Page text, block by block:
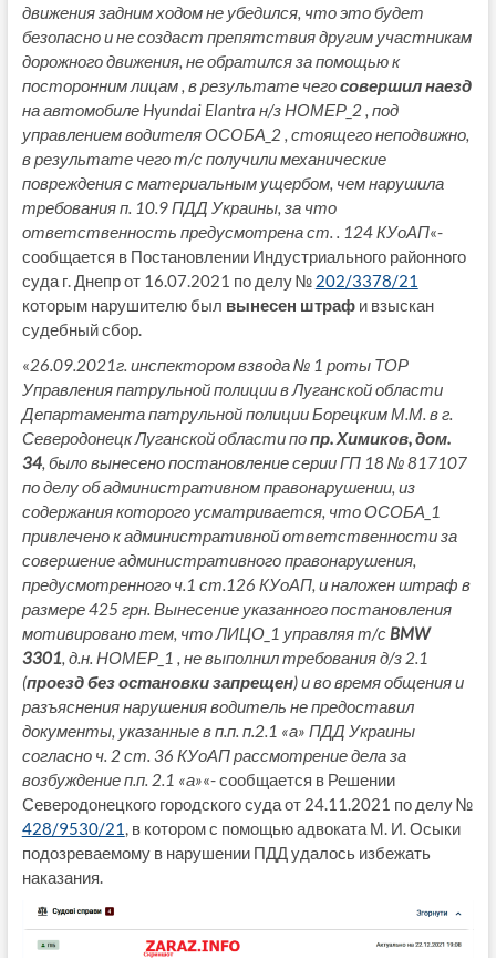
движения задним ходом не убедился, что это будет
безопасно и не создаст препятствия другим участникам
дорожного движения, не обратился за помощью к
посторонним лицам , в результате чегосовершил наезд
на автомобиле Hyundai Elantra н/з НОМЕР_2 , под
управлением водителя ОСОБА_2 , стоящего неподвижно,
в результате чего т/с получили механические
повреждения с материальным ущербом, чем нарушила
требования п. 10.9 ПДД Украины, за что
ответственность предусмотрена ст. . 124 КУоАП«-
сообщается в Постановлении Индустриального районного
суда г. Днепр от 16.07.2021 по делу № 202/3378/21
которым нарушителю был вынесен штрафи взыскан
судебный сбор.
«26.09.2021г. инспектором взвода № 1 роты ТОР
Управления патрульной полиции в Луганской области
Департамента патрульной полиции Борецким М.М. в г.
Северодонецк Луганской области попр. Химиков, дом.
34, было вынесено постановление серии ГП 18 № 817107
по делу об административном правонарушении, из
содержания которого усматривается, что ОСОБА_1
привлечено к административной ответственности за
совершение административного правонарушения,
предусмотренного ч.1 ст.126 КУоАП, и наложен штраф в
размере 425 грн. Вынесение указанного постановления
мотивировано тем, что ЛИЦО_1 управляя т/сBMW
3301, д.н. НОМЕР_1 , не выполнил требования д/з 2.1
(проезд без остановки запрещен) и во время общения и
разъяснения нарушения водитель не предоставил
документы, указанные в п.п. п.2.1 «а» ПДД Украины
согласно ч. 2 ст. 36 КУоАП рассмотрение дела за
возбуждение п.п. 2.1 «а»«- сообщается в Решении
Северодонецкого городского суда от 24.11.2021 по делу №
428/9530/21 , в котором с помощью адвоката М. И. Осыки
подозреваемому в нарушении ПДД удалось избежать
наказания.